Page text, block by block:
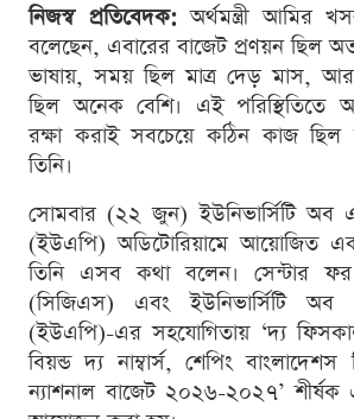
নিজস্ব প্রতিবেদক:অর্থমন্ত্রী আমির
বলেছেন, এবারের বাজেট প্রণয়ন ছিল
ভাষায়, সময় ছিল মাত্র দেড় মাস, আর
ছিল অনেক বেশি। এই পরিস্থিতিতে
রক্ষা করাই সবচেয়ে কঠিন কাজ ছিল
তিনি।
সোমবার (২২ জুন) ইউনিভার্সিটি অব
(ইউএপি) অডিটোরিয়ামে আয়োজিত
তিনি এসব কথা বলেন। সেন্টার ফর
(সিজিএস) এবং ইউনিভার্সিটি অব
(ইউএপি)-এর সহযোগিতায় ‘দ্য
বিয়ন্ড দ্য নাম্বার্স, শেপিং
ন্যাশনাল বাজেট ২০২৬-২০২৭’